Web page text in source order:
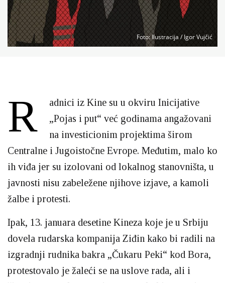
Foto: Ilustracija / Igor Vujčić
R
adnici iz Kine su u okviru Inicijative
„Pojas i put“ već godinama angažovani
na investicionim projektima širom
Centralne i Jugoistočne Evrope. Međutim, malo ko
ih viđa jer su izolovani od lokalnog stanovništa, u
javnosti nisu zabeležene njihove izjave, a kamoli
žalbe i protesti.
Ipak, 13. januara desetine Kineza koje je u Srbiju
dovela rudarska kompanija Ziđin kako bi radili na
izgradnji rudnika bakra „Čukaru Peki“ kod Bora,
protestovalo je žaleći se na uslove rada, ali i